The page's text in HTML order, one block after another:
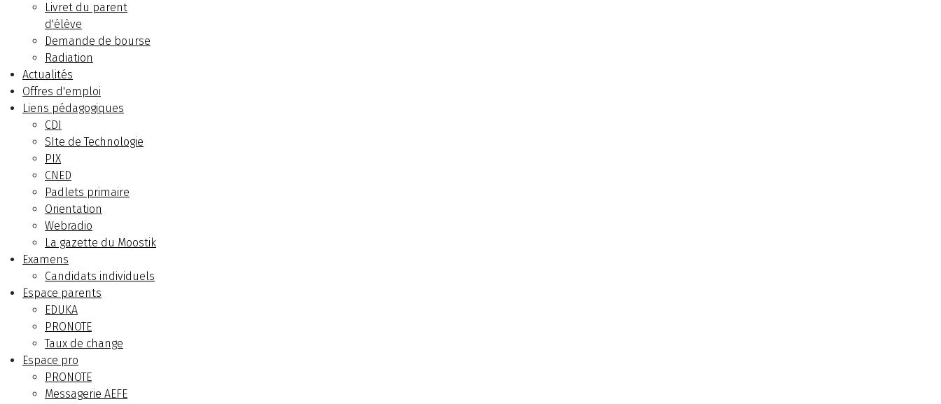
Livret du parent
d'élève
Demande de bourse
Radiation
Actualités
Offres d'emploi
Liens pédagogiques
CDI
SIte de Technologie
PIX
CNED
Padlets primaire
Orientation
Webradio
La gazette du Moostik
Examens
Candidats individuels
Espace parents
EDUKA
PRONOTE
Taux de change
Espace pro
PRONOTE
Messagerie AEFE